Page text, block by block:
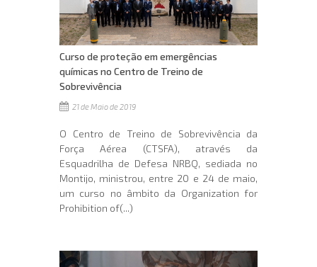
Curso de proteção em emergências
químicas no Centro de Treino de
Sobrevivência
21 de Maio de 2019
O Centro de Treino de Sobrevivência da
Força Aérea (CTSFA), através da
Esquadrilha de Defesa NRBQ, sediada no
Montijo, ministrou, entre 20 e 24 de maio,
um curso no âmbito da Organization for
Prohibition of(...)